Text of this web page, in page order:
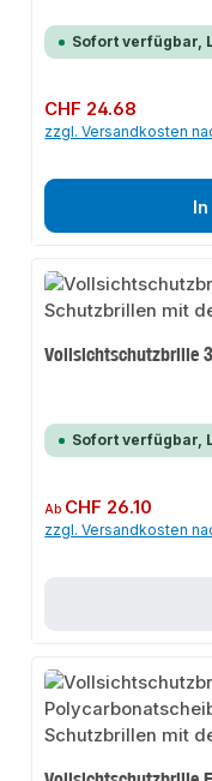
Sofort verfügbar,
Regulärer Preis:
CHF 24.68
zzgl. Versandkosten
Vollsichtschutzbrille
Sofort verfügbar,
Regulärer Preis:
Ab CHF 26.10
zzgl. Versandkosten